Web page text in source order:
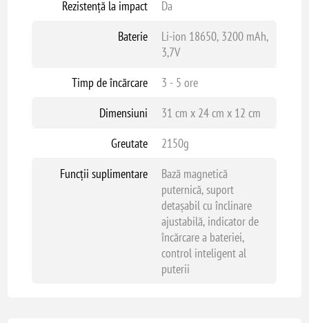
Rezistență la impact
Da
Baterie
Li-ion 18650, 3200 mAh,
3,7V
Timp de încărcare
3 - 5 ore
Dimensiuni
31 cm x 24 cm x 12 cm
Greutate
2150g
Funcții suplimentare
Bază magnetică
puternică, suport
detașabil cu înclinare
ajustabilă, indicator de
încărcare a bateriei,
control inteligent al
puterii